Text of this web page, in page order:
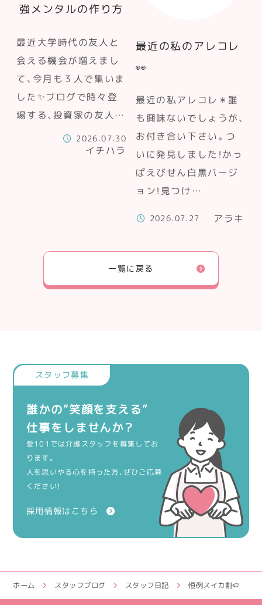
強メンタルの作り方
最近大学時代の友人と
会える機会が増えまし
て、今月も３人で集いま
した✨ブログで時々登
場する、投資家の友人…
2026.07.30
イチハラ
最近の私のアレコレ
👀
最近の私アレコレ＊誰
も興味ないでしょうが、
お付き合い下さい。つ
いに発見しました！かっ
ぱえびせん白黒バージ
ョン！見つけ…
2026.07.27 アラキ
一覧に戻る
誰かの“笑顔を支える”
仕事をしませんか？
愛101では介護スタッフを募集してお
ります。
人を思いやる心を持った方、ぜひご応募
ください！
採用情報はこちら
ホーム スタッフブログ スタッフ日記 恒例スイカ割🍉